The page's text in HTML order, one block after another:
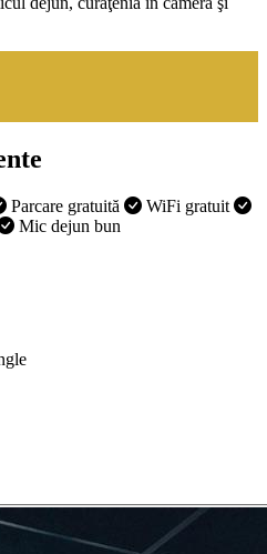
Parcare gratuită
WiFi gratuit
Mic dejun bun